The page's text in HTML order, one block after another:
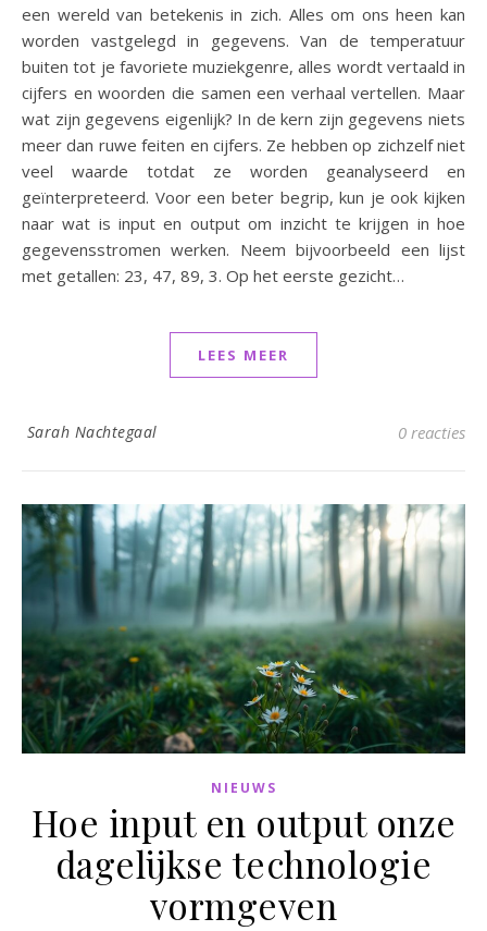
een wereld van betekenis in zich. Alles om ons heen kan
worden vastgelegd in gegevens. Van de temperatuur
buiten tot je favoriete muziekgenre, alles wordt vertaald in
cijfers en woorden die samen een verhaal vertellen. Maar
wat zijn gegevens eigenlijk? In de kern zijn gegevens niets
meer dan ruwe feiten en cijfers. Ze hebben op zichzelf niet
veel waarde totdat ze worden geanalyseerd en
geïnterpreteerd. Voor een beter begrip, kun je ook kijken
naar wat is input en output om inzicht te krijgen in hoe
gegevensstromen werken. Neem bijvoorbeeld een lijst
met getallen: 23, 47, 89, 3. Op het eerste gezicht…
LEES MEER
Sarah Nachtegaal 0 reacties
NIEUWS
Hoe input en output onze
dagelijkse technologie
vormgeven